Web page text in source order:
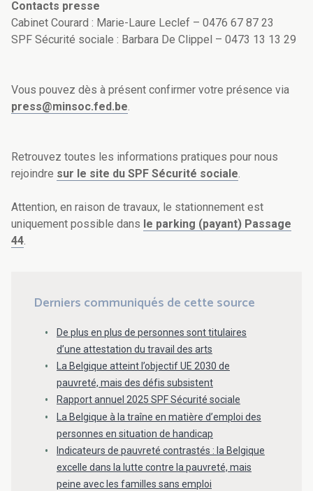
Contacts presse
Cabinet Courard : Marie-Laure Leclef – 0476 67 87 23
SPF Sécurité sociale : Barbara De Clippel – 0473 13 13 29
Vous pouvez dès à présent confirmer votre présence via
press@minsoc.fed.be.
Retrouvez toutes les informations pratiques pour nous
rejoindre sur le site du SPF Sécurité sociale.
Attention, en raison de travaux, le stationnement est
uniquement possible dans le parking (payant) Passage
44.
Derniers communiqués de cette source
De plus en plus de personnes sont titulaires
d’une attestation du travail des arts
La Belgique atteint l’objectif UE 2030 de
pauvreté, mais des défis subsistent
Rapport annuel 2025 SPF Sécurité sociale
La Belgique à la traîne en matière d’emploi des
personnes en situation de handicap
Indicateurs de pauvreté contrastés : la Belgique
excelle dans la lutte contre la pauvreté, mais
peine avec les familles sans emploi